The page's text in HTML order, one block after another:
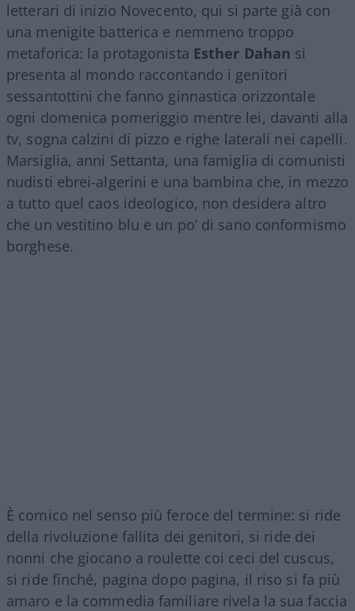
letterari di inizio Novecento, qui si parte già con
una menigite batterica e nemmeno troppo
metaforica: la protagonista Esther Dahan si
presenta al mondo raccontando i genitori
sessantottini che fanno ginnastica orizzontale
ogni domenica pomeriggio mentre lei, davanti alla
tv, sogna calzini di pizzo e righe laterali nei capelli.
Marsiglia, anni Settanta, una famiglia di comunisti
nudisti ebrei-algerini e una bambina che, in mezzo
a tutto quel caos ideologico, non desidera altro
che un vestitino blu e un po’ di sano conformismo
borghese.
È comico nel senso più feroce del termine: si ride
della rivoluzione fallita dei genitori, si ride dei
nonni che giocano a roulette coi ceci del cuscus,
si ride finché, pagina dopo pagina, il riso si fa più
amaro e la commedia familiare rivela la sua faccia